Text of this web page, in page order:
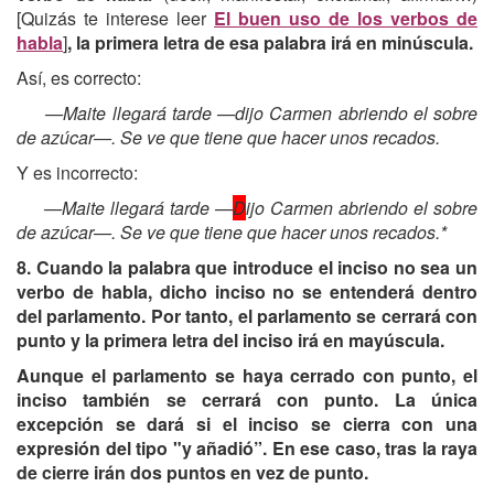
[Quizás te interese leer El buen uso de los verbos de
habla], la primera letra de esa palabra irá en minúscula.
Así, es correcto:
—Maite llegará tarde —dijo Carmen abriendo el sobre
de azúcar—. Se ve que tiene que hacer unos recados.
Y es incorrecto:
—Maite llegará tarde —Dijo Carmen abriendo el sobre
de azúcar—. Se ve que tiene que hacer unos recados.*
8. Cuando la palabra que introduce el inciso no sea un
verbo de habla, dicho inciso no se entenderá dentro
del parlamento. Por tanto, el parlamento se cerrará con
punto y la primera letra del inciso irá en mayúscula.
Aunque el parlamento se haya cerrado con punto, el
inciso también se cerrará con punto. La única
excepción se dará si el inciso se cierra con una
expresión del tipo "y añadió”. En ese caso, tras la raya
de cierre irán dos puntos en vez de punto.